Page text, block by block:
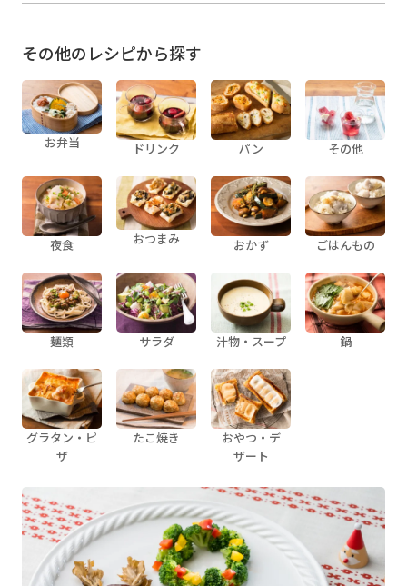
その他のレシピから探す
お弁当 ドリンク パン その他
夜食 おつまみ おかず ごはんもの
麺類 サラダ 汁物・スープ 鍋
グラタン・ピ
ザ
たこ焼き
おやつ・デ
ザート